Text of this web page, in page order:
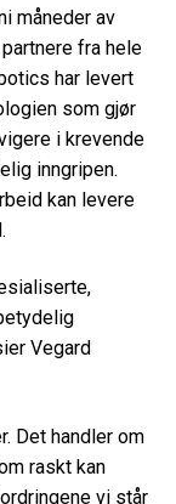
måneder av
fra hele
har levert
som gjør
i krevende
inngripen.
kan levere
Vegard
Det handler om
raskt kan
vi står